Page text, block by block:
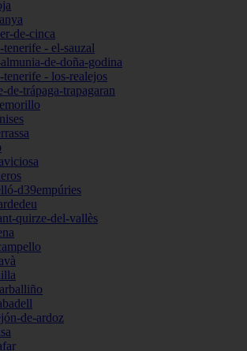
de-cinca
tenerife - el-sauzal
de-doña-godina
tenerife - los-realejos
de-trápaga-trapagaran
d39empúries
quirze-del-vallès
de-ardoz